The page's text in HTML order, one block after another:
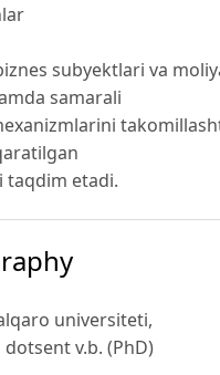
subyektlari va
samarali
taqdim etadi.
universiteti,
v.b. (PhD)